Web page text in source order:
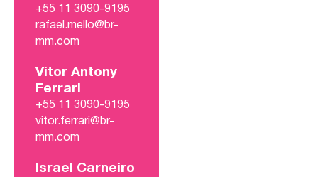
+55 11 3090-9195
rafael.mello@br-
mm.com
Vitor Antony
Ferrari
+55 11 3090-9195
vitor.ferrari@br-
mm.com
Israel Carneiro